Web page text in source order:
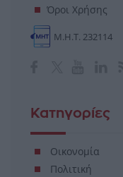
Όροι Χρήσης
Μ.Η.Τ. 232114
Κατηγορίες
Οικονομία
Πολιτική